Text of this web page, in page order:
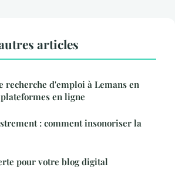
articles
recherche d'emploi à Lemans en
en ligne
: comment insonoriser la
pour votre blog digital